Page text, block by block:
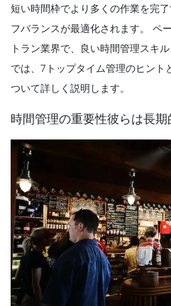
短い時間枠でより多くの作業を完
フバランスが最適化されます。
ペ
トラン業界で、良い時間管理スキ
では、7トップタイム管理のヒント
ついて詳しく説明します。
時間管理の重要性彼らは長期